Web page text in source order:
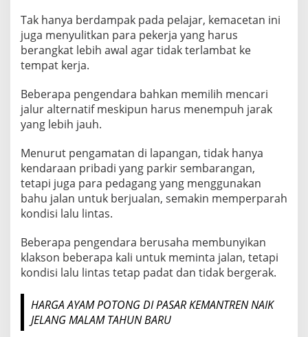
Tak hanya berdampak pada pelajar, kemacetan ini
juga menyulitkan para pekerja yang harus
berangkat lebih awal agar tidak terlambat ke
tempat kerja.
Beberapa pengendara bahkan memilih mencari
jalur alternatif meskipun harus menempuh jarak
yang lebih jauh.
Menurut pengamatan di lapangan, tidak hanya
kendaraan pribadi yang parkir sembarangan,
tetapi juga para pedagang yang menggunakan
bahu jalan untuk berjualan, semakin memperparah
kondisi lalu lintas.
Beberapa pengendara berusaha membunyikan
klakson beberapa kali untuk meminta jalan, tetapi
kondisi lalu lintas tetap padat dan tidak bergerak.
HARGA AYAM POTONG DI PASAR KEMANTREN NAIK
JELANG MALAM TAHUN BARU